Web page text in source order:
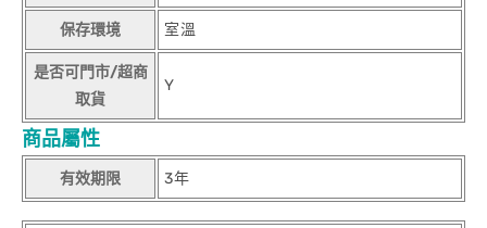
保存環境 室溫
是否可門市/超商
取貨
Y
商品屬性
有效期限 3年